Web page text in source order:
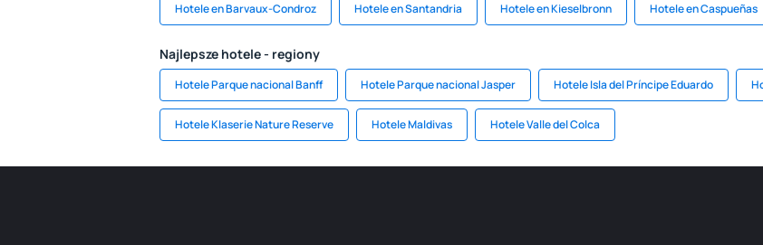
Hotele en Barvaux-Condroz Hotele en Santandria Hotele en Kieselbronn Hotele en Caspueñas
Najlepsze hotele - regiony
Hotele Parque nacional Banff Hotele Parque nacional Jasper Hotele Isla del Príncipe Eduardo
Hotele Klaserie Nature Reserve Hotele Maldivas Hotele Valle del Colca